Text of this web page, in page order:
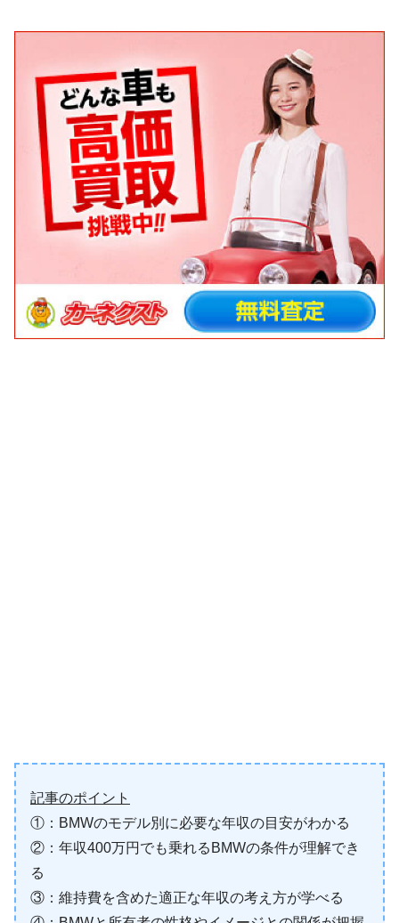
記事のポイント
①：BMWのモデル別に必要な年収の目安がわかる
②：年収400万円でも乗れるBMWの条件が理解でき
る
③：維持費を含めた適正な年収の考え方が学べる